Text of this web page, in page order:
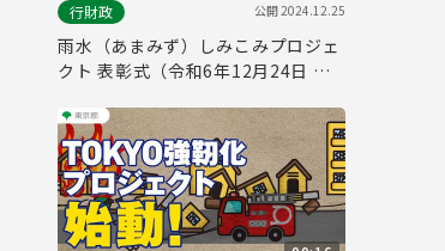
行財政
公開2024.12.25
雨水（あまみず）しみこみプロジェ
クト 表彰式（令和6年12月24日 東